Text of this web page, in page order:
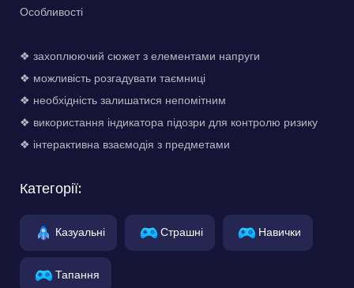
Особливості
❖ захоплюючий сюжет з елементами напруги
❖ можливість розгадувати таємниці
❖ необхідність залишатися непомітним
❖ використання індикатора підозри для контролю ризику
❖ інтерактивна взаємодія з предметами
Категорії:
Казуальні Страшні Навички
Тапання